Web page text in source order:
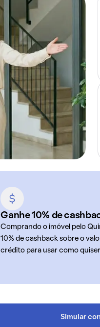
Ganhe 10% de
Comprando o imóvel pelo
10% de cashback sobre o
crédito para usar como
Simular